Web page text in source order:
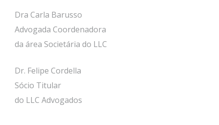
Dra Carla Barusso
Advogada Coordenadora
da área Societária do LLC
Dr. Felipe Cordella
Sócio Titular
do LLC Advogados